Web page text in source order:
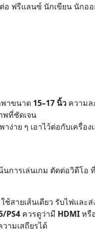
อ ฟรีแลนซ์ นักเขียน นัก
พาขนาด 15–17 นิ้ว ความล
พที่ชัดเจน
าย ๆ เอาไว้ต่อกับเครื่อ
นการเล่นเกม ตัดต่อวิดีโ
ช้สายเส้นเดียว รับไฟและ
PS4 ควรดูว่ามี HDMIหรื
ามเสถียรได้